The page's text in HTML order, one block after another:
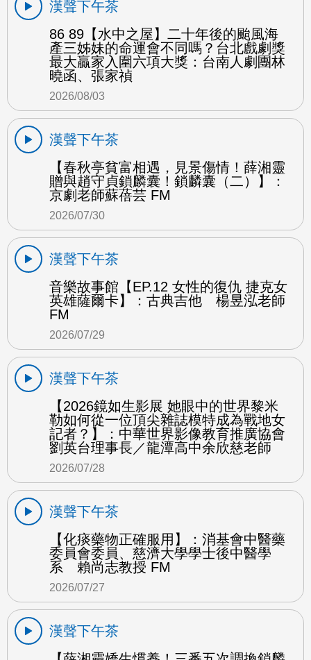
漢聲下午茶
86 89【水中之屋】二十年後的颱風海
產三姊妹的命運會不同嗎？台北戲劇獎
最大贏家入圍六項大獎：台南人劇團林
曉函、張家禎
2026/08/03
漢聲下午茶
【春秋亭貧富相遇，見景傷情！薛湘靈
贈與趙守貞鎖麟囊！鎖麟囊（二）】：
京劇老師蘇蓓芸 FM
2026/07/30
漢聲下午茶
音樂故事館【EP.12 女性的復仇 捷克女
英雄薩爾卡】：古典吉他 楊昱泓老師
FM
2026/07/29
漢聲下午茶
【2026鏡如生影展 她眼中的世界黎米
勒如何從一位頂尖雜誌模特成為戰地女
記者？】：中華世界影像教育推廣協會
劉英台理事長／龍潭高中余欣慈老師
2026/07/28
漢聲下午茶
【化痰藥物正確服用】：消基會中醫藥
委員會委員、慈濟大學學士後中醫學
系 賴尚志教授 FM
2026/07/27
漢聲下午茶